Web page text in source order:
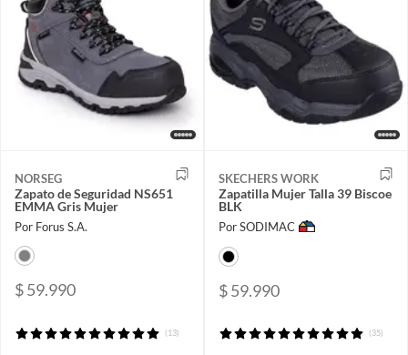
NORSEG
Zapato de Seguridad NS651
EMMA Gris Mujer
Por Forus S.A.
$ 59.990
(13)
SKECHERS WORK
Zapatilla Mujer Talla 39 Biscoe
BLK
Por SODIMAC
$ 59.990
(35)